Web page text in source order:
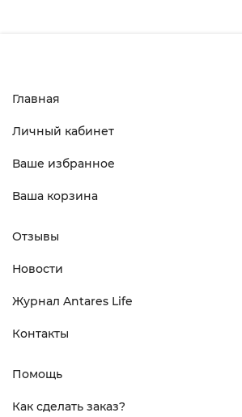
Главная
Личный кабинет
Ваше избранное
Ваша корзина
Отзывы
Новости
Журнал Antares Life
Контакты
Помощь
Как сделать заказ?